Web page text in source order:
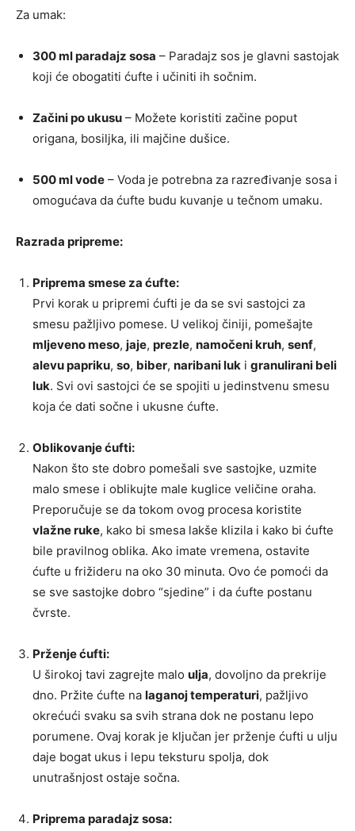
Za umak:
300 ml paradajz sosa – Paradajz sos je glavni sastojak
koji će obogatiti ćufte i učiniti ih sočnim.
Začini po ukusu – Možete koristiti začine poput
origana, bosiljka, ili majčine dušice.
500 ml vode – Voda je potrebna za razređivanje sosa i
omogućava da ćufte budu kuvanje u tečnom umaku.
Razrada pripreme:
Priprema smese za ćufte:
Prvi korak u pripremi ćufti je da se svi sastojci za
smesu pažljivo pomese. U velikoj činiji, pomešajte
mljeveno meso, jaje, prezle, namočeni kruh, senf,
alevu papriku, so, biber, naribani luk i granulirani beli
luk. Svi ovi sastojci će se spojiti u jedinstvenu smesu
koja će dati sočne i ukusne ćufte.
Oblikovanje ćufti:
Nakon što ste dobro pomešali sve sastojke, uzmite
malo smese i oblikujte male kuglice veličine oraha.
Preporučuje se da tokom ovog procesa koristite
vlažne ruke, kako bi smesa lakše klizila i kako bi ćufte
bile pravilnog oblika. Ako imate vremena, ostavite
ćufte u frižideru na oko 30 minuta. Ovo će pomoći da
se sve sastojke dobro “sjedine” i da ćufte postanu
čvrste.
Prženje ćufti:
U širokoj tavi zagrejte malo ulja, dovoljno da prekrije
dno. Pržite ćufte na laganoj temperaturi, pažljivo
okrećući svaku sa svih strana dok ne postanu lepo
porumene. Ovaj korak je ključan jer prženje ćufti u ulju
daje bogat ukus i lepu teksturu spolja, dok
unutrašnjost ostaje sočna.
Priprema paradajz sosa: